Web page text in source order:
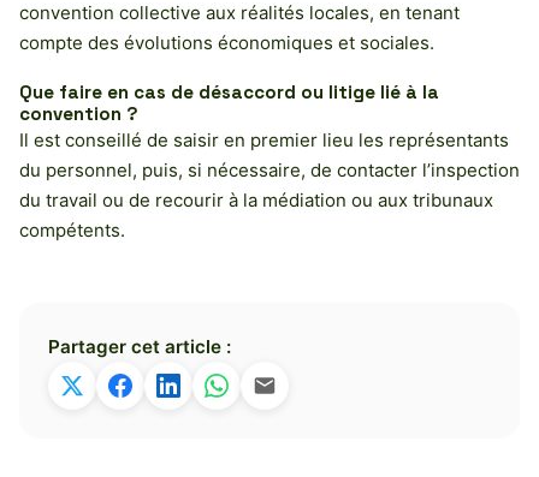
convention collective aux réalités locales, en tenant
compte des évolutions économiques et sociales.
Que faire en cas de désaccord ou litige lié à la
convention ?
Il est conseillé de saisir en premier lieu les représentants
du personnel, puis, si nécessaire, de contacter l’inspection
du travail ou de recourir à la médiation ou aux tribunaux
compétents.
Partager cet article :